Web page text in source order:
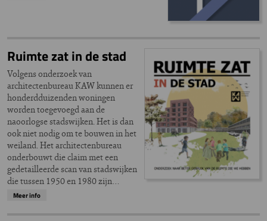
Ruimte zat in de stad
Volgens onderzoek van
architectenbureau KAW kunnen er
honderdduizenden woningen
worden toegevoegd aan de
naoorlogse stadswijken. Het is dan
ook niet nodig om te bouwen in het
weiland. Het architectenbureau
onderbouwt die claim met een
gedetailleerde scan van stadswijken
die tussen 1950 en 1980 zijn…
Meer info